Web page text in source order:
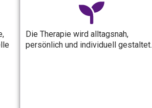
Die Therapie wird alltagsnah,
persönlich und individuell gestaltet.